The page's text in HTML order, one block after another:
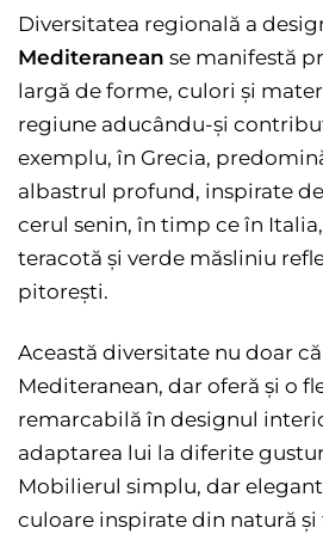
Diversitatea regională a
Mediteranean se manifestă
largă de forme, culori și
regiune aducându-și
exemplu, în Grecia,
albastrul profund, inspirate
cerul senin, în timp ce în
teracotă și verde măsliniu
pitorești.
Această diversitate nu doar
Mediteranean, dar oferă și o
remarcabilă în designul
adaptarea lui la diferite
Mobilierul simplu, dar
culoare inspirate din natură